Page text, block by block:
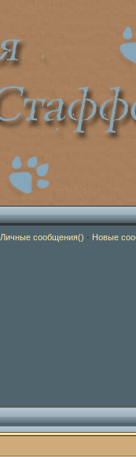
Личные сообщения() · Новые